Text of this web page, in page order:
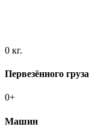
0 кг.
Первезённого груза
0+
Машин